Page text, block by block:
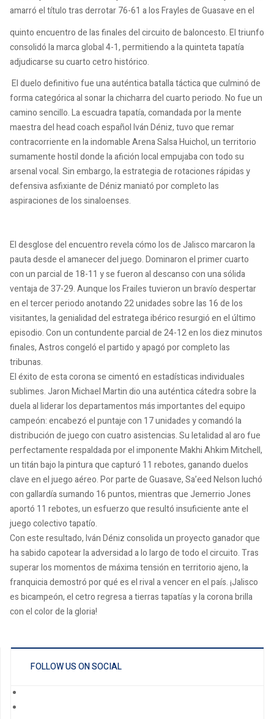
amarró el título tras derrotar 76-61 a los Frayles de Guasave en el
quinto encuentro de las finales del circuito de baloncesto. El triunfo
consolidó la marca global 4-1, permitiendo a la quinteta tapatía
adjudicarse su cuarto cetro histórico.
El duelo definitivo fue una auténtica batalla táctica que culminó de
forma categórica al sonar la chicharra del cuarto periodo. No fue un
camino sencillo. La escuadra tapatía, comandada por la mente
maestra del head coach español Iván Déniz, tuvo que remar
contracorriente en la indomable Arena Salsa Huichol, un territorio
sumamente hostil donde la afición local empujaba con todo su
arsenal vocal. Sin embargo, la estrategia de rotaciones rápidas y
defensiva asfixiante de Déniz maniató por completo las
aspiraciones de los sinaloenses.
El desglose del encuentro revela cómo los de Jalisco marcaron la
pauta desde el amanecer del juego. Dominaron el primer cuarto
con un parcial de 18-11 y se fueron al descanso con una sólida
ventaja de 37-29. Aunque los Frailes tuvieron un bravío despertar
en el tercer periodo anotando 22 unidades sobre las 16 de los
visitantes, la genialidad del estratega ibérico resurgió en el último
episodio. Con un contundente parcial de 24-12 en los diez minutos
finales, Astros congeló el partido y apagó por completo las
tribunas.
El éxito de esta corona se cimentó en estadísticas individuales
sublimes. Jaron Michael Martin dio una auténtica cátedra sobre la
duela al liderar los departamentos más importantes del equipo
campeón: encabezó el puntaje con 17 unidades y comandó la
distribución de juego con cuatro asistencias. Su letalidad al aro fue
perfectamente respaldada por el imponente Makhi Ahkim Mitchell,
un titán bajo la pintura que capturó 11 rebotes, ganando duelos
clave en el juego aéreo. Por parte de Guasave, Sa’eed Nelson luchó
con gallardía sumando 16 puntos, mientras que Jemerrio Jones
aportó 11 rebotes, un esfuerzo que resultó insuficiente ante el
juego colectivo tapatío.
Con este resultado, Iván Déniz consolida un proyecto ganador que
ha sabido capotear la adversidad a lo largo de todo el circuito. Tras
superar los momentos de máxima tensión en territorio ajeno, la
franquicia demostró por qué es el rival a vencer en el país. ¡Jalisco
es bicampeón, el cetro regresa a tierras tapatías y la corona brilla
con el color de la gloria!
FOLLOW US ON SOCIAL